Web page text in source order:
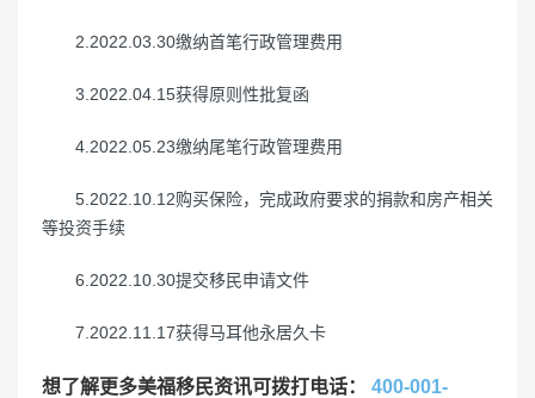
2.2022.03.30缴纳首笔行政管理费用
3.2022.04.15获得原则性批复函
4.2022.05.23缴纳尾笔行政管理费用
5.2022.10.12购买保险，完成政府要求的捐款和房产相关
等投资手续
6.2022.10.30提交移民申请文件
7.2022.11.17获得马耳他永居久卡
想了解更多美福移民资讯可拨打电话： 400-001-